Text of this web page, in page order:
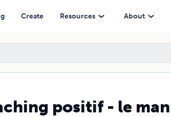
Create Resources About
positif - le